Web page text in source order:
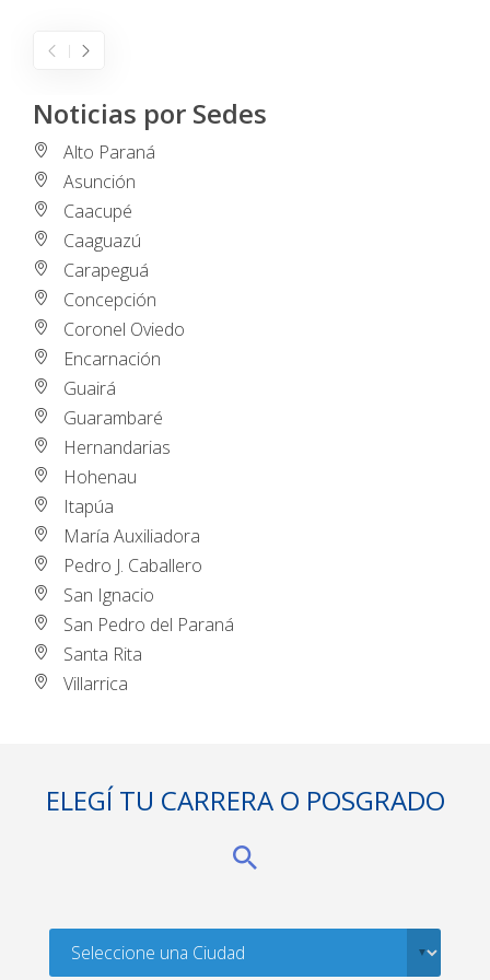
Noticias por Sedes
Alto Paraná
Asunción
Caacupé
Caaguazú
Carapeguá
Concepción
Coronel Oviedo
Encarnación
Guairá
Guarambaré
Hernandarias
Hohenau
Itapúa
María Auxiliadora
Pedro J. Caballero
San Ignacio
San Pedro del Paraná
Santa Rita
Villarrica
ELEGÍ TU CARRERA O POSGRADO